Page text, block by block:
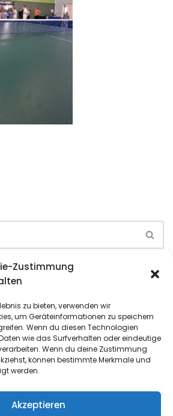
Zustimmung
zu bieten, verwenden wir
um Geräteinformationen zu speichern
Wenn du diesen Technologien
wie das Surfverhalten oder eindeutige
Wenn du deine Zustimmung
können bestimmte Merkmale und
werden.
Akzeptieren
(6. Spieltag)
(5. Spieltag)
(4. Spieltag)